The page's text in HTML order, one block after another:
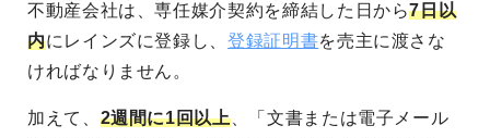
不動産会社は、専任媒介契約を締結した日から7日以
内にレインズに登録し、登録証明書を売主に渡さな
ければなりません。
加えて、 2週間に1回以上、「文書または電子メール